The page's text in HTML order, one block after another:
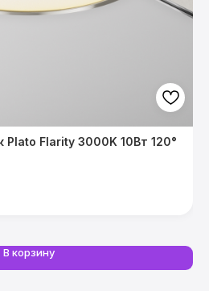
Plato Flarity 3000K 10Вт 120°
В корзину